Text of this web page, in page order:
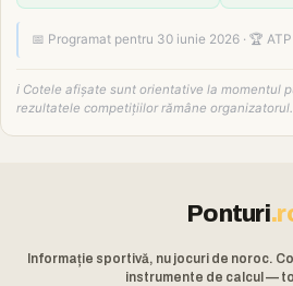
📅 Programat pentru 30 iunie 2026 · 🏆
ℹ️ Cotele afișate sunt orientative la momentul
rezultatele competițiilor rămâne organizatorul.
Ponturi
Informație sportivă, nu jocuri de noroc.
instrumente de calcul —